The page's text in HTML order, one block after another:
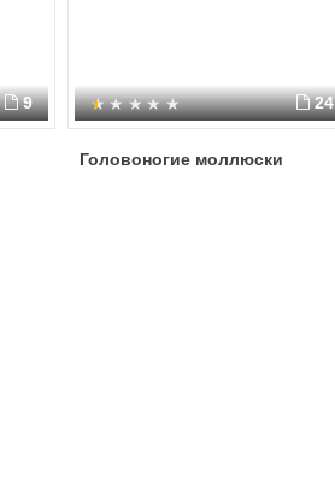
9 24
Головоногие моллюски